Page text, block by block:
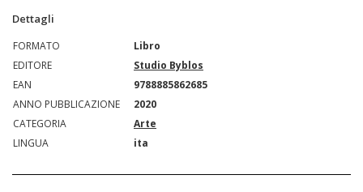
Dettagli
FORMATO
Libro
EDITORE
Studio Byblos
EAN
9788885862685
ANNO PUBBLICAZIONE
2020
CATEGORIA
Arte
LINGUA
ita